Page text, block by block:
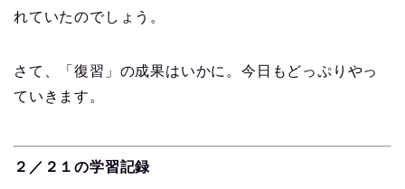
れていたのでしょう。
さて、「復習」の成果はいかに。今日もどっぷりやっ
ていきます。
２／２１の学習記録